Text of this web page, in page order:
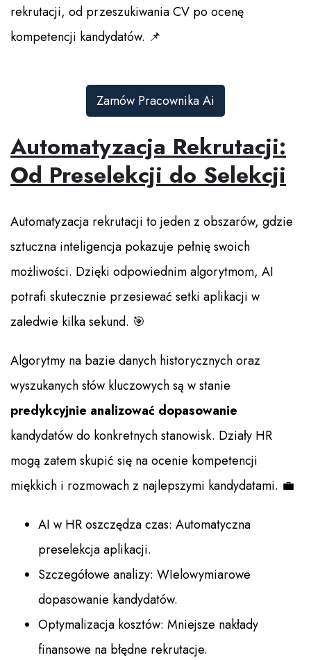
rekrutacji, od przeszukiwania CV po ocenę
kompetencji kandydatów. 📌
Zamów Pracownika Ai
Automatyzacja Rekrutacji:
Od Preselekcji do Selekcji
Automatyzacja rekrutacji to jeden z obszarów, gdzie
sztuczna inteligencja pokazuje pełnię swoich
możliwości. Dzięki odpowiednim algorytmom, AI
potrafi skutecznie przesiewać setki aplikacji w
zaledwie kilka sekund. 🎯
Algorytmy na bazie danych historycznych oraz
wyszukanych słów kluczowych są w stanie
predykcyjnie analizować dopasowanie
kandydatów do konkretnych stanowisk. Działy HR
mogą zatem skupić się na ocenie kompetencji
miękkich i rozmowach z najlepszymi kandydatami. 💼
AI w HR oszczędza czas: Automatyczna
preselekcja aplikacji.
Szczegółowe analizy: WIelowymiarowe
dopasowanie kandydatów.
Optymalizacja kosztów: Mniejsze nakłady
finansowe na błędne rekrutacje.